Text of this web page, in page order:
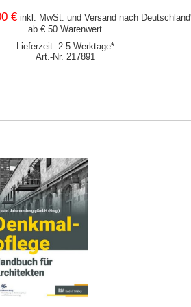
€ inkl. MwSt. und Versand nach
ab € 50 Warenwert
Lieferzeit: 2-5 Werktage*
Art.-Nr. 217891
DEN WARENKORB